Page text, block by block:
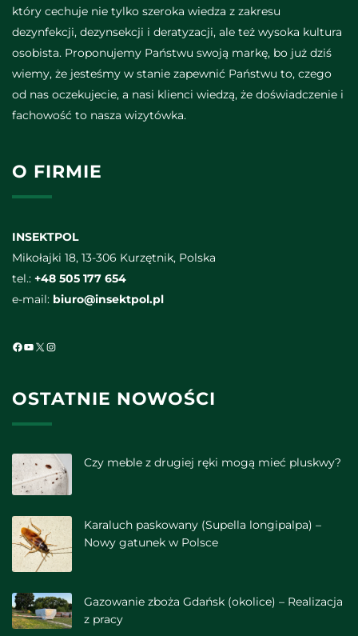
który cechuje nie tylko szeroka wiedza z zakresu
dezynfekcji, dezynsekcji i deratyzacji, ale też wysoka kultura
osobista. Proponujemy Państwu swoją markę, bo już dziś
wiemy, że jesteśmy w stanie zapewnić Państwu to, czego
od nas oczekujecie, a nasi klienci wiedzą, że doświadczenie i
fachowość to nasza wizytówka.
O FIRMIE
INSEKTPOL
Mikołajki 18, 13-306 Kurzętnik, Polska
tel.: +48 505 177 654
e-mail: biuro@insektpol.pl
Facebook
YouTube
X Instagram
OSTATNIE NOWOŚCI
Czy meble z drugiej ręki mogą mieć pluskwy?
Karaluch paskowany (Supella longipalpa) –
Nowy gatunek w Polsce
Gazowanie zboża Gdańsk (okolice) – Realizacja
z pracy